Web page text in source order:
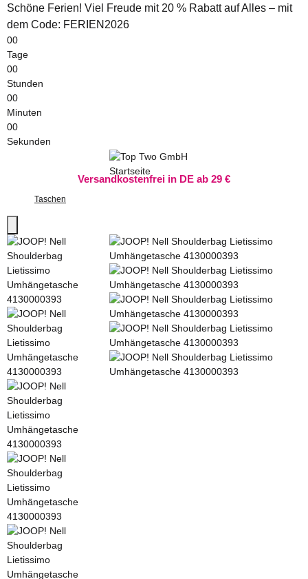
Schöne Ferien! Viel Freude mit 20 % Rabatt auf Alles – mit
dem Code: FERIEN2026
00
Tage
00
Stunden
00
Minuten
00
Sekunden
Versandkostenfrei in DE ab 29 €
Taschen